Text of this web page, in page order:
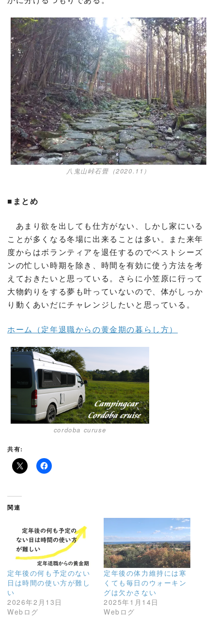
八鬼山峠石畳（2020.11）
■まとめ
あまり欲を出しても仕方がない、しかし家にいる
ことが多くなる冬場に出来ることは多い。また来年
度からはボランティアを退任するのでベストシーズ
ンの忙しい時期を除き、時間を有効に使う方法を考
えておきたいと思っている。さらに小笠原に行って
大物釣りをする夢も叶っていないので、体がしっか
り動くあいだにチャレンジしたいと思っている。
ホーム（定年退職からの黄金期の暮らし方）
cordoba curuse
共有:
関連
定年後の何も予定のない
日は時間の使い方が難し
い
2026年2月13日
Webログ
定年後の体力維持には寒
くても毎日のウォーキン
グは欠かさない
2025年1月14日
Webログ